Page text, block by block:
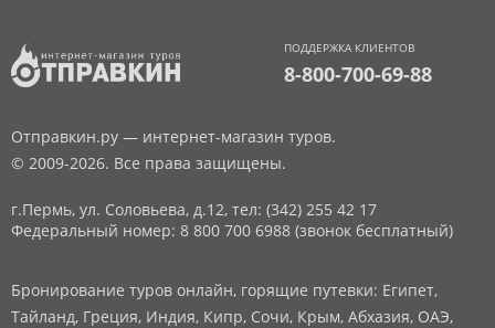
ПОДДЕРЖКА КЛИЕНТОВ
8-800-700-69-88
Отправкин.ру — интернет-магазин туров.
© 2009-2026. Все права защищены.
г.Пермь, ул. Соловьева, д.12, тел: (342) 255 42 17
Федеральный номер: 8 800 700 6988 (звонок бесплатный)
Бронирование туров онлайн, горящие путевки: Египет,
Тайланд, Греция, Индия, Кипр, Сочи, Крым, Абхазия, ОАЭ,